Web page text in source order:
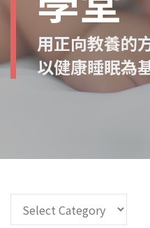
用正向教養的
以健康睡眠為